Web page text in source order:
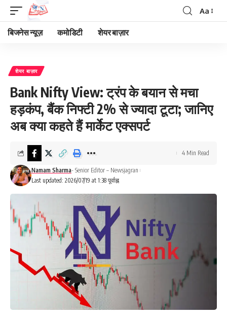
Font
Aa
बिजनेस न्यूज़ कमोडिटी शेयर बाज़ार
शेयर बाज़ार
Bank Nifty View: ट्रंप के बयान से मचा
हड़कंप, बैंक निफ्टी 2% से ज्यादा टूटा; जानिए
अब क्या कहते हैं मार्केट एक्सपर्ट
Last updated: 2026/07/19 at 1:38 पूर्वाह्न
Namam Sharma- Senior Editor – Newsjagran
4 Min Read